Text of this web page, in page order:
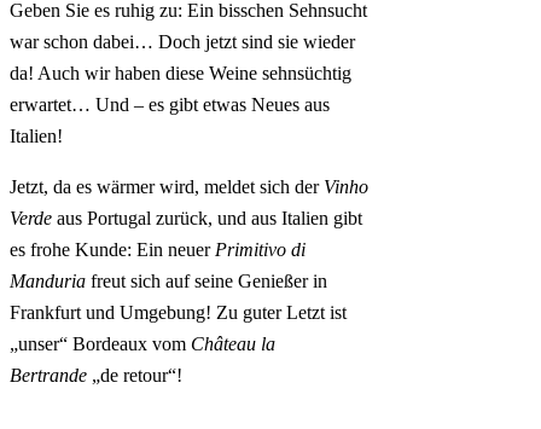
Geben Sie es ruhig zu: Ein bisschen Sehnsucht
war schon dabei… Doch jetzt sind sie wieder
da! Auch wir haben diese Weine sehnsüchtig
erwartet… Und – es gibt etwas Neues aus
Italien!
Jetzt, da es wärmer wird, meldet sich der Vinho
Verde aus Portugal zurück, und aus Italien gibt
es frohe Kunde: Ein neuer Primitivo di
Manduria freut sich auf seine Genießer in
Frankfurt und Umgebung! Zu guter Letzt ist
„unser“ Bordeaux vom Château la
Bertrande „de retour“!